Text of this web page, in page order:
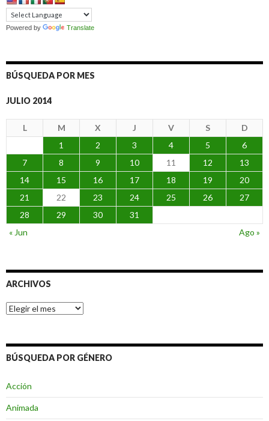
Powered by Translate
BÚSQUEDA POR MES
JULIO 2014
L M X J V S
D
1
2 3 4 5
6
7
8 9 10 11 12
13
14
15 16 17 18 19
20
21
22 23 24 25 26
27
28
29 30
31
« Jun
Ago »
ARCHIVOS
Archivos
BÚSQUEDA POR GÉNERO
Acción
Animada